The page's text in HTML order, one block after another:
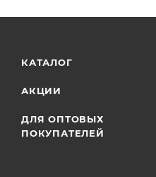
КАТАЛОГ
АКЦИИ
ДЛЯ ОПТОВЫХ
ПОКУПАТЕЛЕЙ